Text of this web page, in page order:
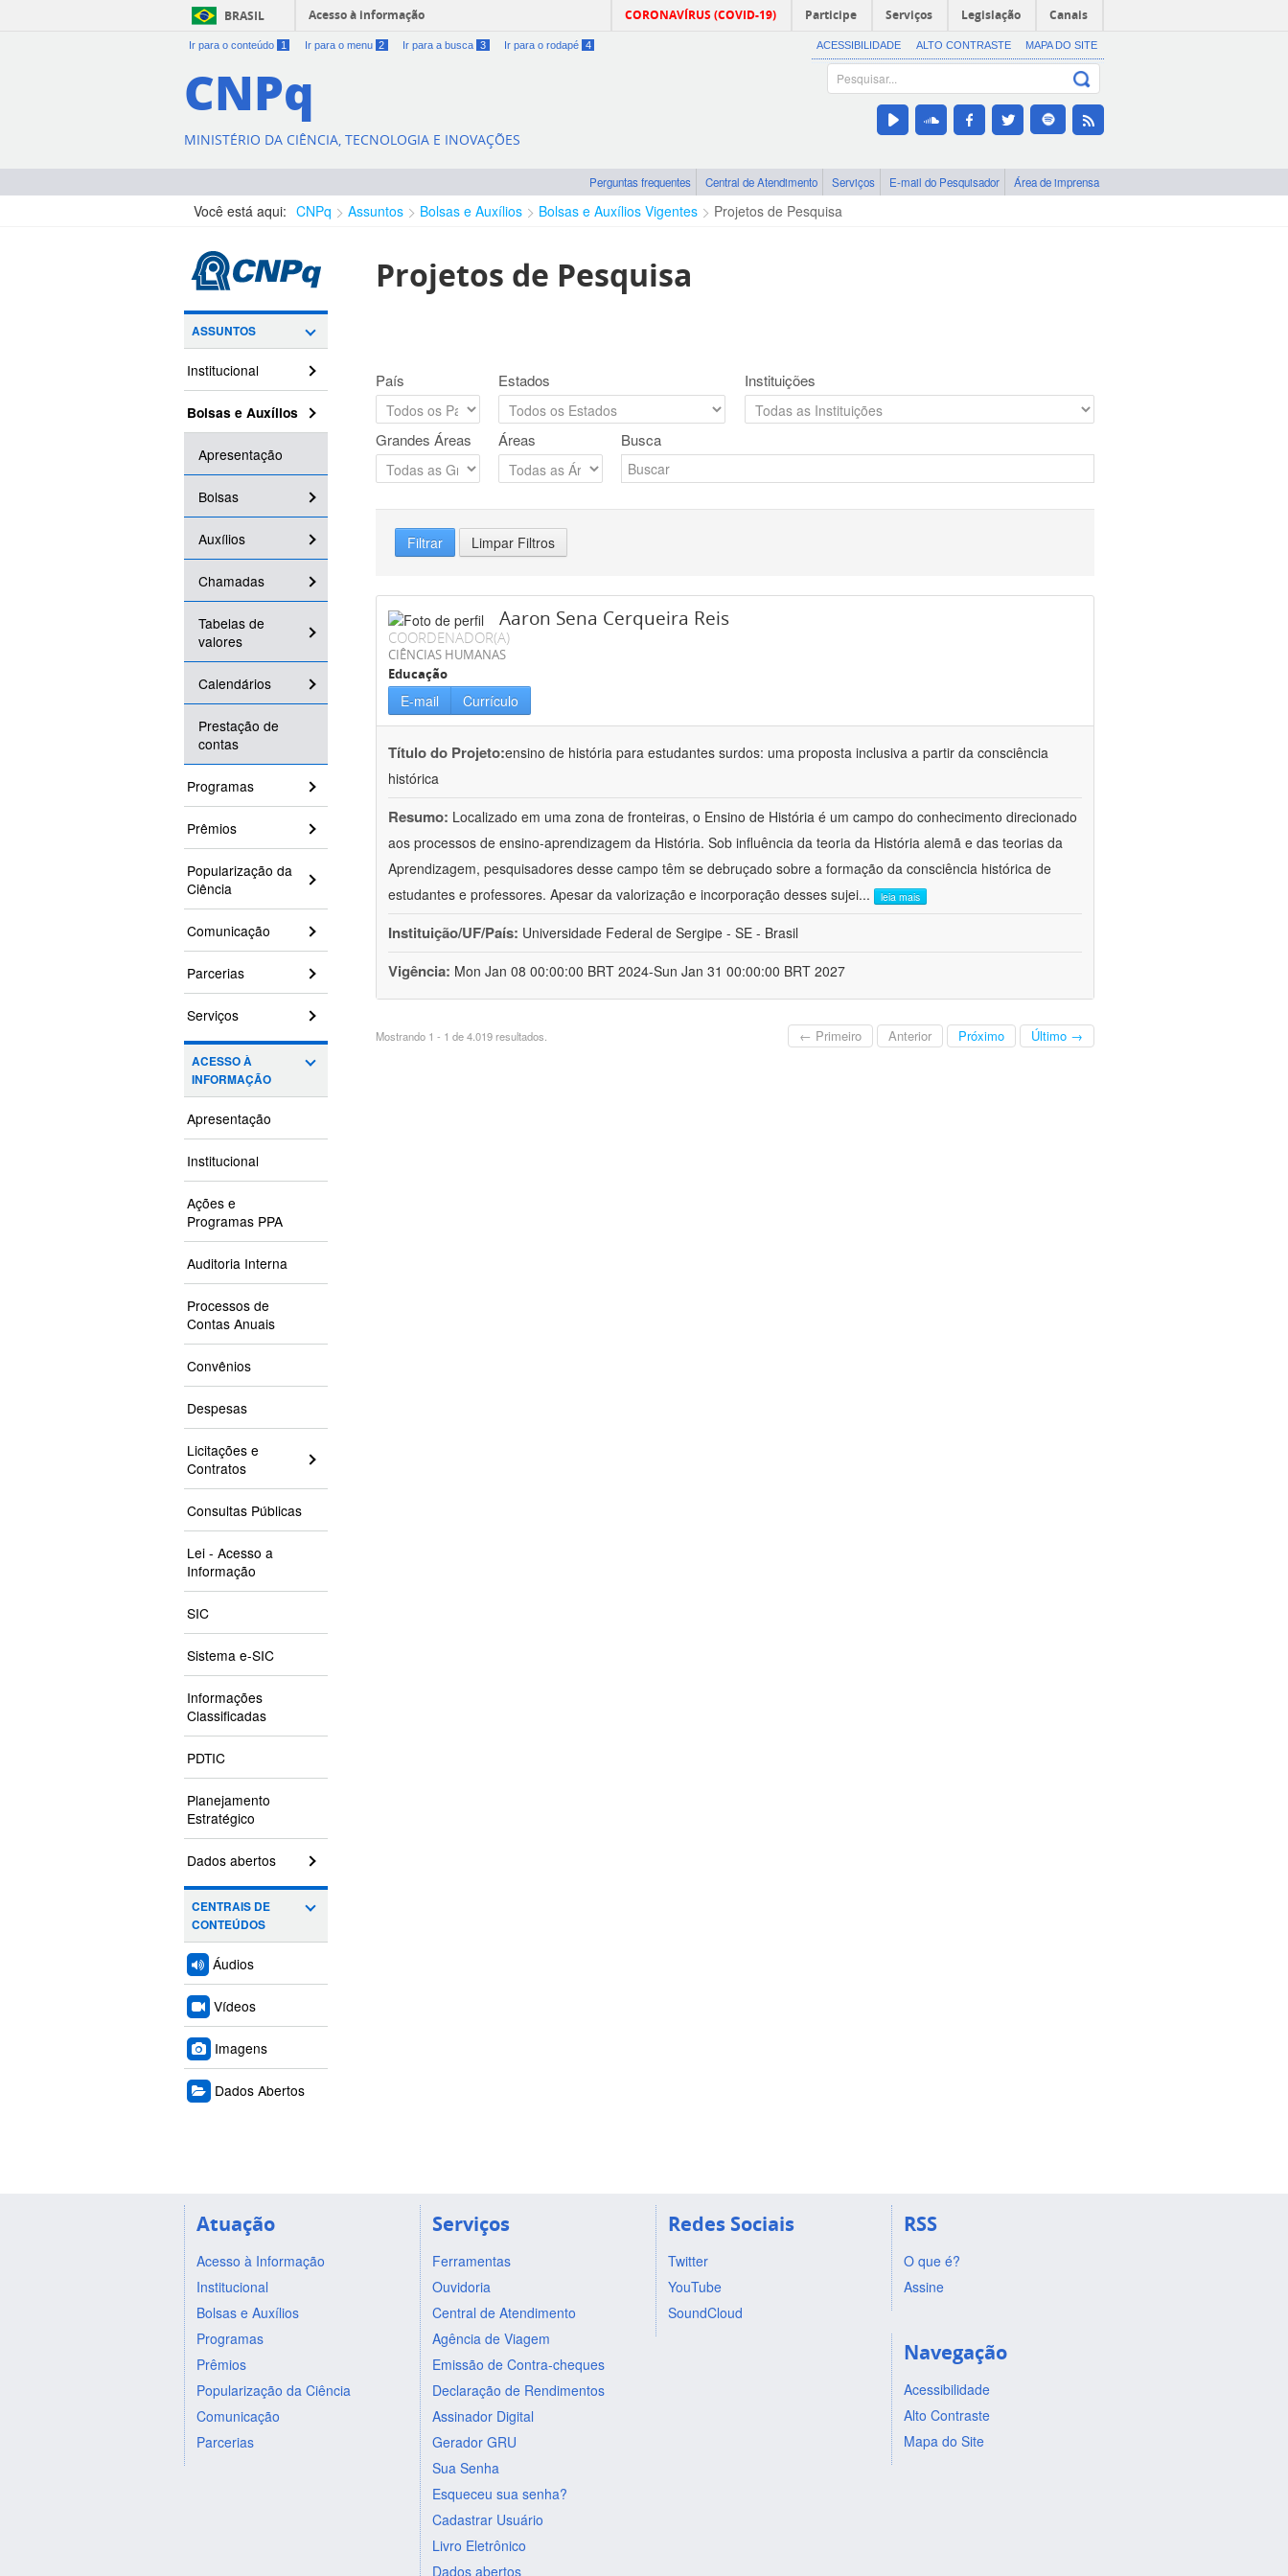
BRASIL Acesso à informação CORONAVÍRUS (COVID-19) Participe Serviços Legislação Canais
Ir para o conteúdo 1 Ir para o menu 2 Ir para a busca 3 Ir para o rodapé 4 ACESSIBILIDADE ALTO CONTRASTE MAPA DO SITE
CNPq
MINISTÉRIO DA CIÊNCIA, TECNOLOGIA E INOVAÇÕES
Perguntas frequentes Central de Atendimento Serviços E-mail do Pesquisador Área de imprensa
Você está aqui: CNPq Assuntos Bolsas e Auxílios Bolsas e Auxílios Vigentes Projetos de Pesquisa
ASSUNTOS
Institucional
Bolsas e Auxílios
Apresentação
Bolsas
Auxílios
Chamadas
Tabelas de
valores
Calendários
Prestação de
contas
Programas
Prêmios
Popularização da
Ciência
Comunicação
Parcerias
Serviços
ACESSO À
INFORMAÇÃO
Apresentação
Institucional
Ações e
Programas PPA
Auditoria Interna
Processos de
Contas Anuais
Convênios
Despesas
Licitações e
Contratos
Consultas Públicas
Lei - Acesso a
Informação
SIC
Sistema e-SIC
Informações
Classificadas
PDTIC
Planejamento
Estratégico
Dados abertos
CENTRAIS DE
CONTEÚDOS
Áudios
Vídeos
Imagens
Dados Abertos
Projetos de Pesquisa
País Estados Instituições
Grandes Áreas Áreas Busca
Filtrar Limpar Filtros
Aaron Sena Cerqueira Reis
COORDENADOR(A)
CIÊNCIAS HUMANAS
Educação
E-mail Currículo
Título do Projeto:ensino de história para estudantes surdos: uma proposta inclusiva a partir da consciência
histórica
Resumo: Localizado em uma zona de fronteiras, o Ensino de História é um campo do conhecimento direcionado
aos processos de ensino-aprendizagem da História. Sob influência da teoria da História alemã e das teorias da
Aprendizagem, pesquisadores desse campo têm se debruçado sobre a formação da consciência histórica de
estudantes e professores. Apesar da valorização e incorporação desses sujei... leia mais
Instituição/UF/País: Universidade Federal de Sergipe - SE - Brasil
Vigência: Mon Jan 08 00:00:00 BRT 2024-Sun Jan 31 00:00:00 BRT 2027
Mostrando 1 - 1 de 4.019 resultados. ← Primeiro Anterior Próximo Último →
Atuação
Acesso à Informação
Institucional
Bolsas e Auxílios
Programas
Prêmios
Popularização da Ciência
Comunicação
Parcerias
Serviços
Ferramentas
Ouvidoria
Central de Atendimento
Agência de Viagem
Emissão de Contra-cheques
Declaração de Rendimentos
Assinador Digital
Gerador GRU
Sua Senha
Esqueceu sua senha?
Cadastrar Usuário
Livro Eletrônico
Dados abertos
Redes Sociais
Twitter
YouTube
SoundCloud
RSS
O que é?
Assine
Navegação
Acessibilidade
Alto Contraste
Mapa do Site